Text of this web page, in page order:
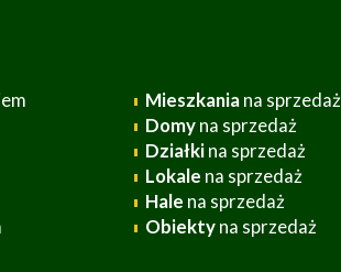
Mieszkaniana sprzedaż
Domyna sprzedaż
Działkina sprzedaż
Lokale na sprzedaż
Hale na sprzedaż
Obiektyna sprzedaż